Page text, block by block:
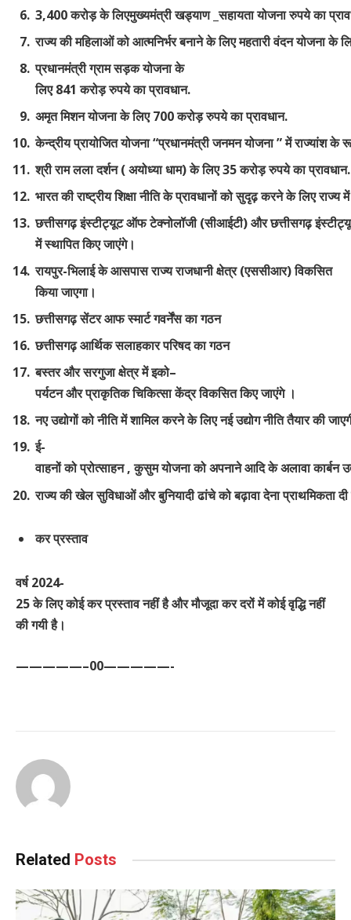
3,400 करोड़ के लिएमुख्यमंत्रीखड्याण_सहायतायोजनारुपये का
राज्य की महिलाओं को आत्मनिर्भर बनाने के लिएमहतारीवंदनयोजनाके
प्रधानमंत्री ग्राम सड़क योजनाके
लिए 841 करोड़ रुपये का प्रावधान.
अमृतमिशनयोजनाके लिए 700 करोड़ रुपये का प्रावधान.
केन्द्रीय प्रायोजित योजना“प्रधानमंत्रीजनमनयोजना”में राज्यांश के
श्रीरामललादर्शन(अयोध्याधाम)के लिए 35 करोड़ रुपये का प्रावधान.
भारत की राष्ट्रीय शिक्षा नीति के प्रावधानों को सुदृढ़ करने के लिए राज्य
छत्तीसगढ़इंस्टीट्यूटऑफटेक्नोलॉजी(सीआईटी)औरछत्तीसगढ़
में स्थापित किए जाएंगे।
रायपुर-भिलाई के आसपासराज्यराजधानीक्षेत्र(एससीआर)विकसित
किया जाएगा।
छत्तीसगढ़सेंटरआफ स्मार्टगवर्नेंसका गठन
छत्तीसगढ़आर्थिकसलाहकारपरिषदका गठन
बस्तर और सरगुजा क्षेत्र मेंइको–
पर्यटनऔरप्राकृतिकचिकित्साकेंद्र विकसित किए जाएंगे ।
नए उद्योगों को नीति में शामिल करने के लिएनईउद्योगनीतितैयारकी
ई-
वाहनों को प्रोत्साहन , कुसुम योजना को अपनाने आदि के अलावा कार्बन
राज्य की खेल सुविधाओं और बुनियादी ढांचे को बढ़ावा देना प्राथमिकता
करप्रस्ताव
वर्ष2024-
25केलिएकोईकरप्रस्तावनहींहैऔरमौजूदाकरदरोंमेंकोईवृद्धिनहीं
की गयी है।
—————–00—————-
Related Posts